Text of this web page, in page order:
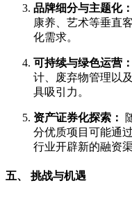
品牌细分与主题化：
康养、艺术等垂直
化需求。
可持续与绿色运营：
计、废弃物管理以
具吸引力。
资产证券化探索：
分优质项目可能通
行业开辟新的融资渠
五、 挑战与机遇